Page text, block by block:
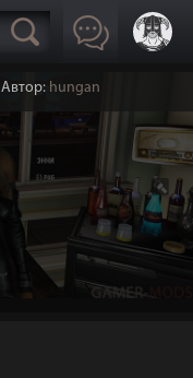
Автор: hungan